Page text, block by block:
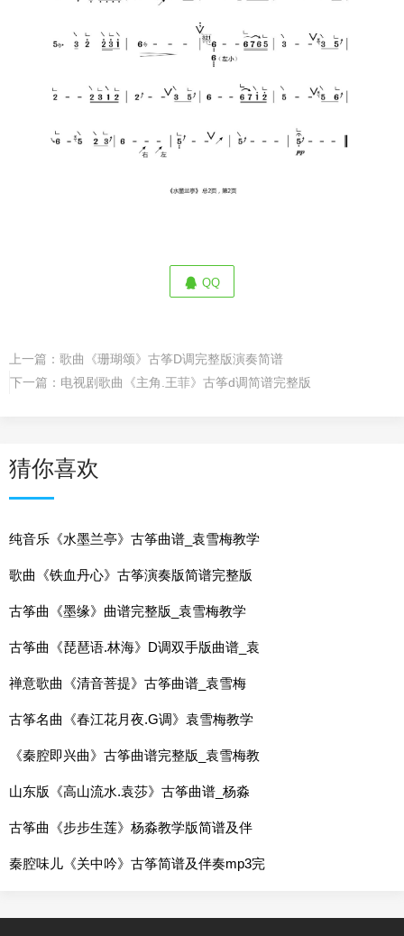
QQ
上一篇： 歌曲《珊瑚颂》古筝D调完整版演奏简谱
下一篇： 电视剧歌曲《主角.王菲》古筝d调简谱完整版
猜你喜欢
纯音乐《水墨兰亭》古筝曲谱_袁雪梅教学
歌曲《铁血丹心》古筝演奏版简谱完整版
古筝曲《墨缘》曲谱完整版_袁雪梅教学
古筝曲《琵琶语.林海》D调双手版曲谱_袁
禅意歌曲《清音菩提》古筝曲谱_袁雪梅
古筝名曲《春江花月夜.G调》袁雪梅教学
《秦腔即兴曲》古筝曲谱完整版_袁雪梅教
山东版《高山流水.袁莎》古筝曲谱_杨淼
古筝曲《步步生莲》杨淼教学版简谱及伴
秦腔味儿《关中吟》古筝简谱及伴奏mp3完